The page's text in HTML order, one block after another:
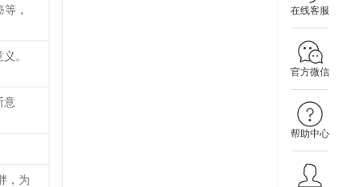
在线客服
官方微信
帮助中心
，
。
意
，为